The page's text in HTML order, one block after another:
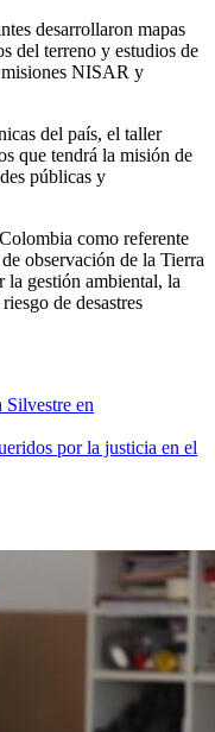
desarrollaron mapas
del terreno y estudios de
misiones NISAR y
del país, el taller
que tendrá la misión de
públicas y
como referente
observación de la Tierra
la gestión ambiental, la
de desastres
Silvestre en
por la justicia en el